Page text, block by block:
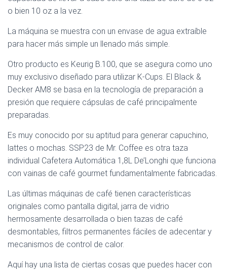
o bien 10 oz a la vez.
La máquina se muestra con un envase de agua extraíble
para hacer más simple un llenado más simple.
Otro producto es Keurig B.100, que se asegura como uno
muy exclusivo diseñado para utilizar K-Cups. El Black &
Decker AM8 se basa en la tecnología de preparación a
presión que requiere cápsulas de café principalmente
preparadas.
Es muy conocido por su aptitud para generar capuchino,
lattes o mochas. SSP23 de Mr. Coffee es otra taza
individual Cafetera Automática 1,8L De’Longhi que funciona
con vainas de café gourmet fundamentalmente fabricadas.
Las últimas máquinas de café tienen características
originales como pantalla digital, jarra de vidrio
hermosamente desarrollada o bien tazas de café
desmontables, filtros permanentes fáciles de adecentar y
mecanismos de control de calor.
Aquí hay una lista de ciertas cosas que puedes hacer con